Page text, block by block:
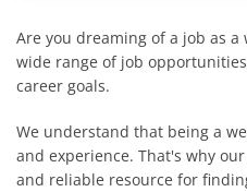
Are you dreaming of a job as
wide range of job
career goals.
We understand that being a
and experience. That's why
and reliable resource for